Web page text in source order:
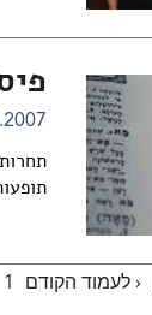
‹ לעמוד הקודם 1